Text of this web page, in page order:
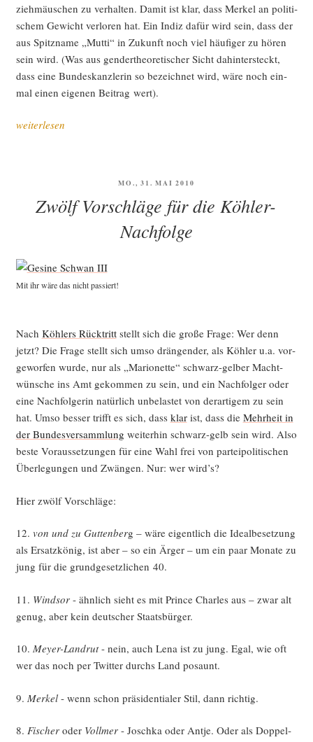
zieh­mäus­chen zu ver­hal­ten. Damit ist klar, dass Mer­kel an poli­ti­
schem Gewicht ver­lo­ren hat. Ein Indiz dafür wird sein, dass der
aus Spitz­na­me „Mut­ti“ in Zukunft noch viel häu­fi­ger zu hören
sein wird. (Was aus gen­der­theo­re­ti­scher Sicht dahin­ter­steckt,
dass eine Bun­des­kanz­le­rin so bezeich­net wird, wäre noch ein­
mal einen eige­nen Bei­trag wert).
„Mer­
Wulff
zufrie­
den“
weiterlesen
VERÖFFENTLICHT
MO., 31. MAI 2010
Zwölf Vorschläge für die Köhler-
Nachfolge
Mit ihr wäre das nicht passiert!
Nach Köh­lers Rück­trittstellt sich die gro­ße Fra­ge: Wer denn
jetzt? Die Fra­ge stellt sich umso drän­gen­der, als Köh­ler u.a. vor­
ge­wor­fen wur­de, nur als „Mario­net­te“ schwarz-gel­ber Macht­
wün­sche ins Amt gekom­men zu sein, und ein Nach­fol­ger oder
eine Nach­fol­ge­rin natür­lich unbe­las­tet von der­ar­ti­gem zu sein
hat. Umso bes­ser trifft es sich, dass klarist, dass die Mehr­heit in
der Bun­des­ver­samm­lung wei­ter­hin schwarz-gelb sein wird. Also
bes­te Vor­aus­set­zun­gen für eine Wahl frei von par­tei­po­li­ti­schen
Über­le­gun­gen und Zwän­gen. Nur: wer wird’s?
Hier zwölf Vorschläge:
12. von und zu Gut­ten­berg – wäre eigent­lich die Ide­al­be­set­zung
als Ersatz­kö­nig, ist aber – so ein Ärger – um ein paar Mona­te zu
jung für die grund­ge­setz­li­chen 40.
11. Wind­sor - ähn­lich sieht es mit Prin­ce Charles aus – zwar alt
genug, aber kein deut­scher Staatsbürger.
10. Mey­er-Land­rut- nein, auch Lena ist zu jung. Egal, wie oft
wer das noch per Twit­ter durchs Land posaunt.
9. Mer­kel - wenn schon prä­si­den­tia­ler Stil, dann richtig.
8. Fischer oder Voll­mer - Josch­ka oder Ant­je. Oder als Dop­pel­